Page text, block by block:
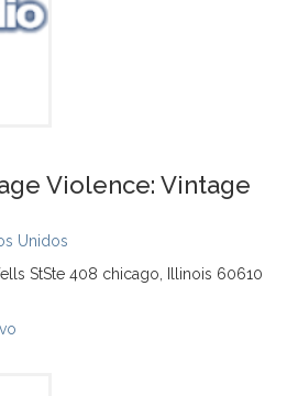
Violence: Vintage
Unidos
StSte 408 chicago, Illinois 60610